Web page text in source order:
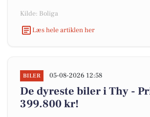
Kilde: Boliga
Læs hele artiklen her
BILER 05-08-2026 12:58
De dyreste biler i Thy -
399.800 kr!